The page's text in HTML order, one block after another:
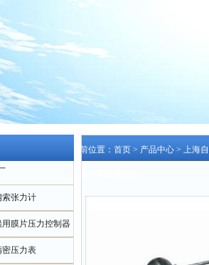
索张力计
膜片压力控制器
密压力表
当前位置： 首页 > 产品中心 > 上海